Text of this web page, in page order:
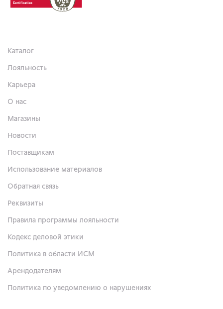
Каталог
Лояльность
Карьера
О нас
Магазины
Новости
Поставщикам
Использование материалов
Обратная связь
Реквизиты
Правила программы лояльности
Кодекс деловой этики
Политика в области ИСМ
Арендодателям
Политика по уведомлению о нарушениях